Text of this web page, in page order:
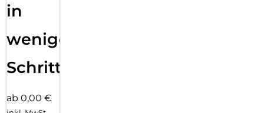
in
wenigen
Schritten
ab 0,00 €